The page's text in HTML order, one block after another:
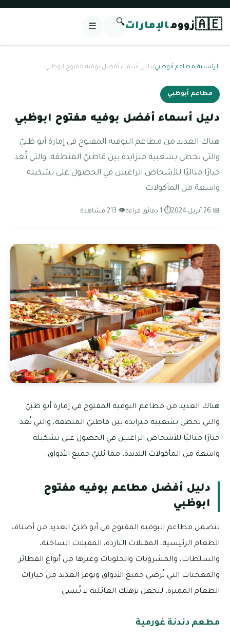
🇦🇪زوومالإمارات🔍
☰
الرئيسية/مطاعم أبوظبي/دليل أسماء أفضل بوفيه مفتوح ابوظبي
مطاعم أبوظبي
دليل أسماء أفضل بوفيه مفتوح ابوظبي
هناك العديد من مطاعم البوفيه المفتوح في إمارة أبو ظبيّ
والتي تحظى بشعبية متزايدة بين قاطنيّ المنطقة، والتي تُعد
خيارًا مثاليًا للأشخاص الراغبين في الحصول على تشكيلة
واسعة من المأكولات
📅 26 أبريل 2024 ⏱ 1 دقائق قراءة 👁 213 مشاهدة
هناك العديد من مطاعم البوفيه المفتوح في إمارة أبو ظبيّ
والتي تحظى بشعبية متزايدة بين قاطنيّ المنطقة، والتي تُعد
خيارًا مثاليًا للأشخاص الراغبين في الحصول على تشكيلة
واسعة من المأكولات اللذيذة، مما يُلبيّ جميع الأذواق.
دليل أفضل مطاعم بوفيه مفتوح
ابوظبي
تتضمن مطاعم البوفيه المفتوح في أبو ظبيّ العديد من أصناف
الطعام الرئيسية، المقبلات الباردة، المقبلات الساخنة،
والسلطات، والمشروبات والحلويات وغيرها من أنواع الفطائر
والمعجنات التي تُرضي جميع الأذواق وتوفر العديد من خيارات
الطعام المميزة، لتجعل نزهتك العائلية لا تُنسى
مطعم دندنة غورمية